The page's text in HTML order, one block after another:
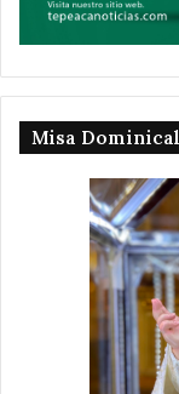
Misa Dominical